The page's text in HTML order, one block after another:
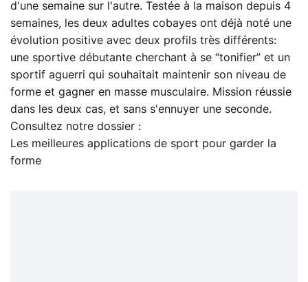
d'une semaine sur l'autre. Testée à la maison depuis 4
semaines, les deux adultes cobayes ont déjà noté une
évolution positive avec deux profils très différents:
une sportive débutante cherchant à se “tonifier” et un
sportif aguerri qui souhaitait maintenir son niveau de
forme et gagner en masse musculaire. Mission réussie
dans les deux cas, et sans s'ennuyer une seconde.
Consultez notre dossier :
Les meilleures applications de sport pour garder la
forme